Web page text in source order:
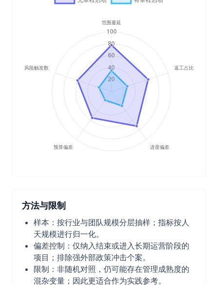
方法与限制
样本：按行业与团队规模分层抽样；指标按人
天规模进行归一化。
偏差控制：仅纳入结束或进入长期运营阶段的
项目；排除强外部政策冲击个案。
限制：非随机对照，仍可能存在管理成熟度的
混杂变量；因此更适合作为实践参考。